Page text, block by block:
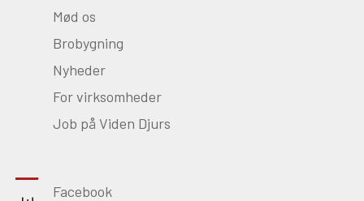
Mød os
Brobygning
Nyheder
For virksomheder
Job på Viden Djurs
Facebook